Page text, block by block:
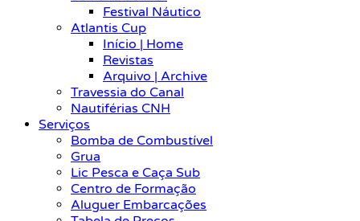
Festival Náutico
Atlantis Cup
Início | Home
Revistas
Arquivo | Archive
Travessia do Canal
Nautiférias CNH
Serviços
Bomba de Combustível
Grua
Lic Pesca e Caça Sub
Centro de Formação
Aluguer Embarcações